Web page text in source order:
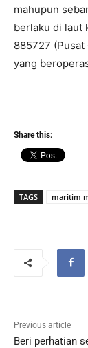
mahupun
berlaku di laut
885727 (Pusat
yang
Share this:
TAGS maritim
Previous article
Beri perhatian